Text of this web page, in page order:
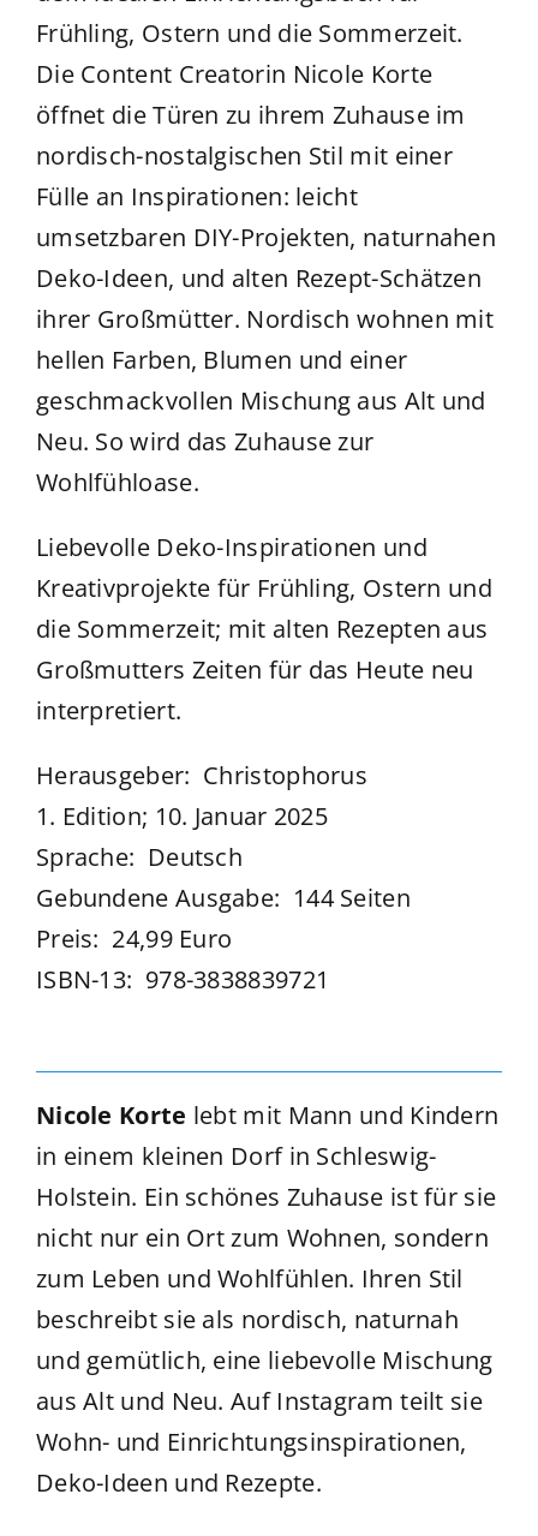
Frühling, Ostern und die Sommerzeit.
Die Content Creatorin Nicole Korte
öffnet die Türen zu ihrem Zuhause im
nordisch-nostalgischen Stil mit einer
Fülle an Inspirationen: leicht
umsetzbaren DIY-Projekten, naturnahen
Deko-Ideen, und alten Rezept-Schätzen
ihrer Großmütter. Nordisch wohnen mit
hellen Farben, Blumen und einer
geschmackvollen Mischung aus Alt und
Neu. So wird das Zuhause zur
Wohlfühloase.
Liebevolle Deko-Inspirationen und
Kreativprojekte für Frühling, Ostern und
die Sommerzeit; mit alten Rezepten aus
Großmutters Zeiten für das Heute neu
interpretiert.
Herausgeber: ‎ Christophorus
1. Edition; 10. Januar 2025
Sprache: ‎ Deutsch
Gebundene Ausgabe: ‎ 144 Seiten
Preis: ‎ 24,99 Euro
ISBN-13: ‎ 978-3838839721
Nicole Korte lebt mit Mann und Kindern
in einem kleinen Dorf in Schleswig-
Holstein. Ein schönes Zuhause ist für sie
nicht nur ein Ort zum Wohnen, sondern
zum Leben und Wohlfühlen. Ihren Stil
beschreibt sie als nordisch, naturnah
und gemütlich, eine liebevolle Mischung
aus Alt und Neu. Auf Instagram teilt sie
Wohn- und Einrichtungsinspirationen,
Deko-Ideen und Rezepte.